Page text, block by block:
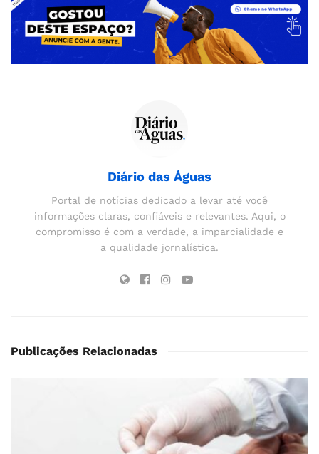
Diário das Águas
Portal de notícias dedicado a levar até você
informações claras, confiáveis e relevantes. Aqui, o
compromisso é com a verdade, a imparcialidade e
a qualidade jornalística.
Publicações Relacionadas